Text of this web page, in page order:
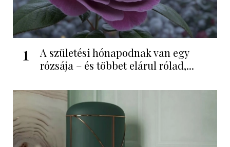
1
A születési hónapodnak van egy
rózsája – és többet elárul rólad,...